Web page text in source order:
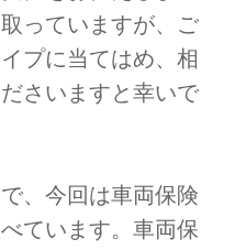
っていますが、ご
プに当てはめ、相
さいますと幸いで
、今回は車両保険
ています。車両保